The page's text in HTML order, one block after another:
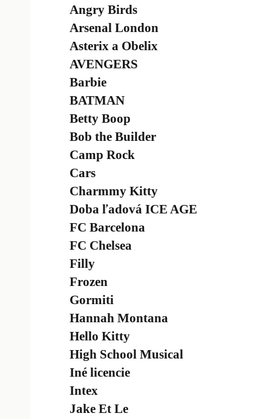
Angry Birds
Arsenal London
Asterix a Obelix
AVENGERS
Barbie
BATMAN
Betty Boop
Bob the Builder
Camp Rock
Cars
Charmmy Kitty
Doba ľadová ICE AGE
FC Barcelona
FC Chelsea
Filly
Frozen
Gormiti
Hannah Montana
Hello Kitty
High School Musical
Iné licencie
Intex
Jake Et Le